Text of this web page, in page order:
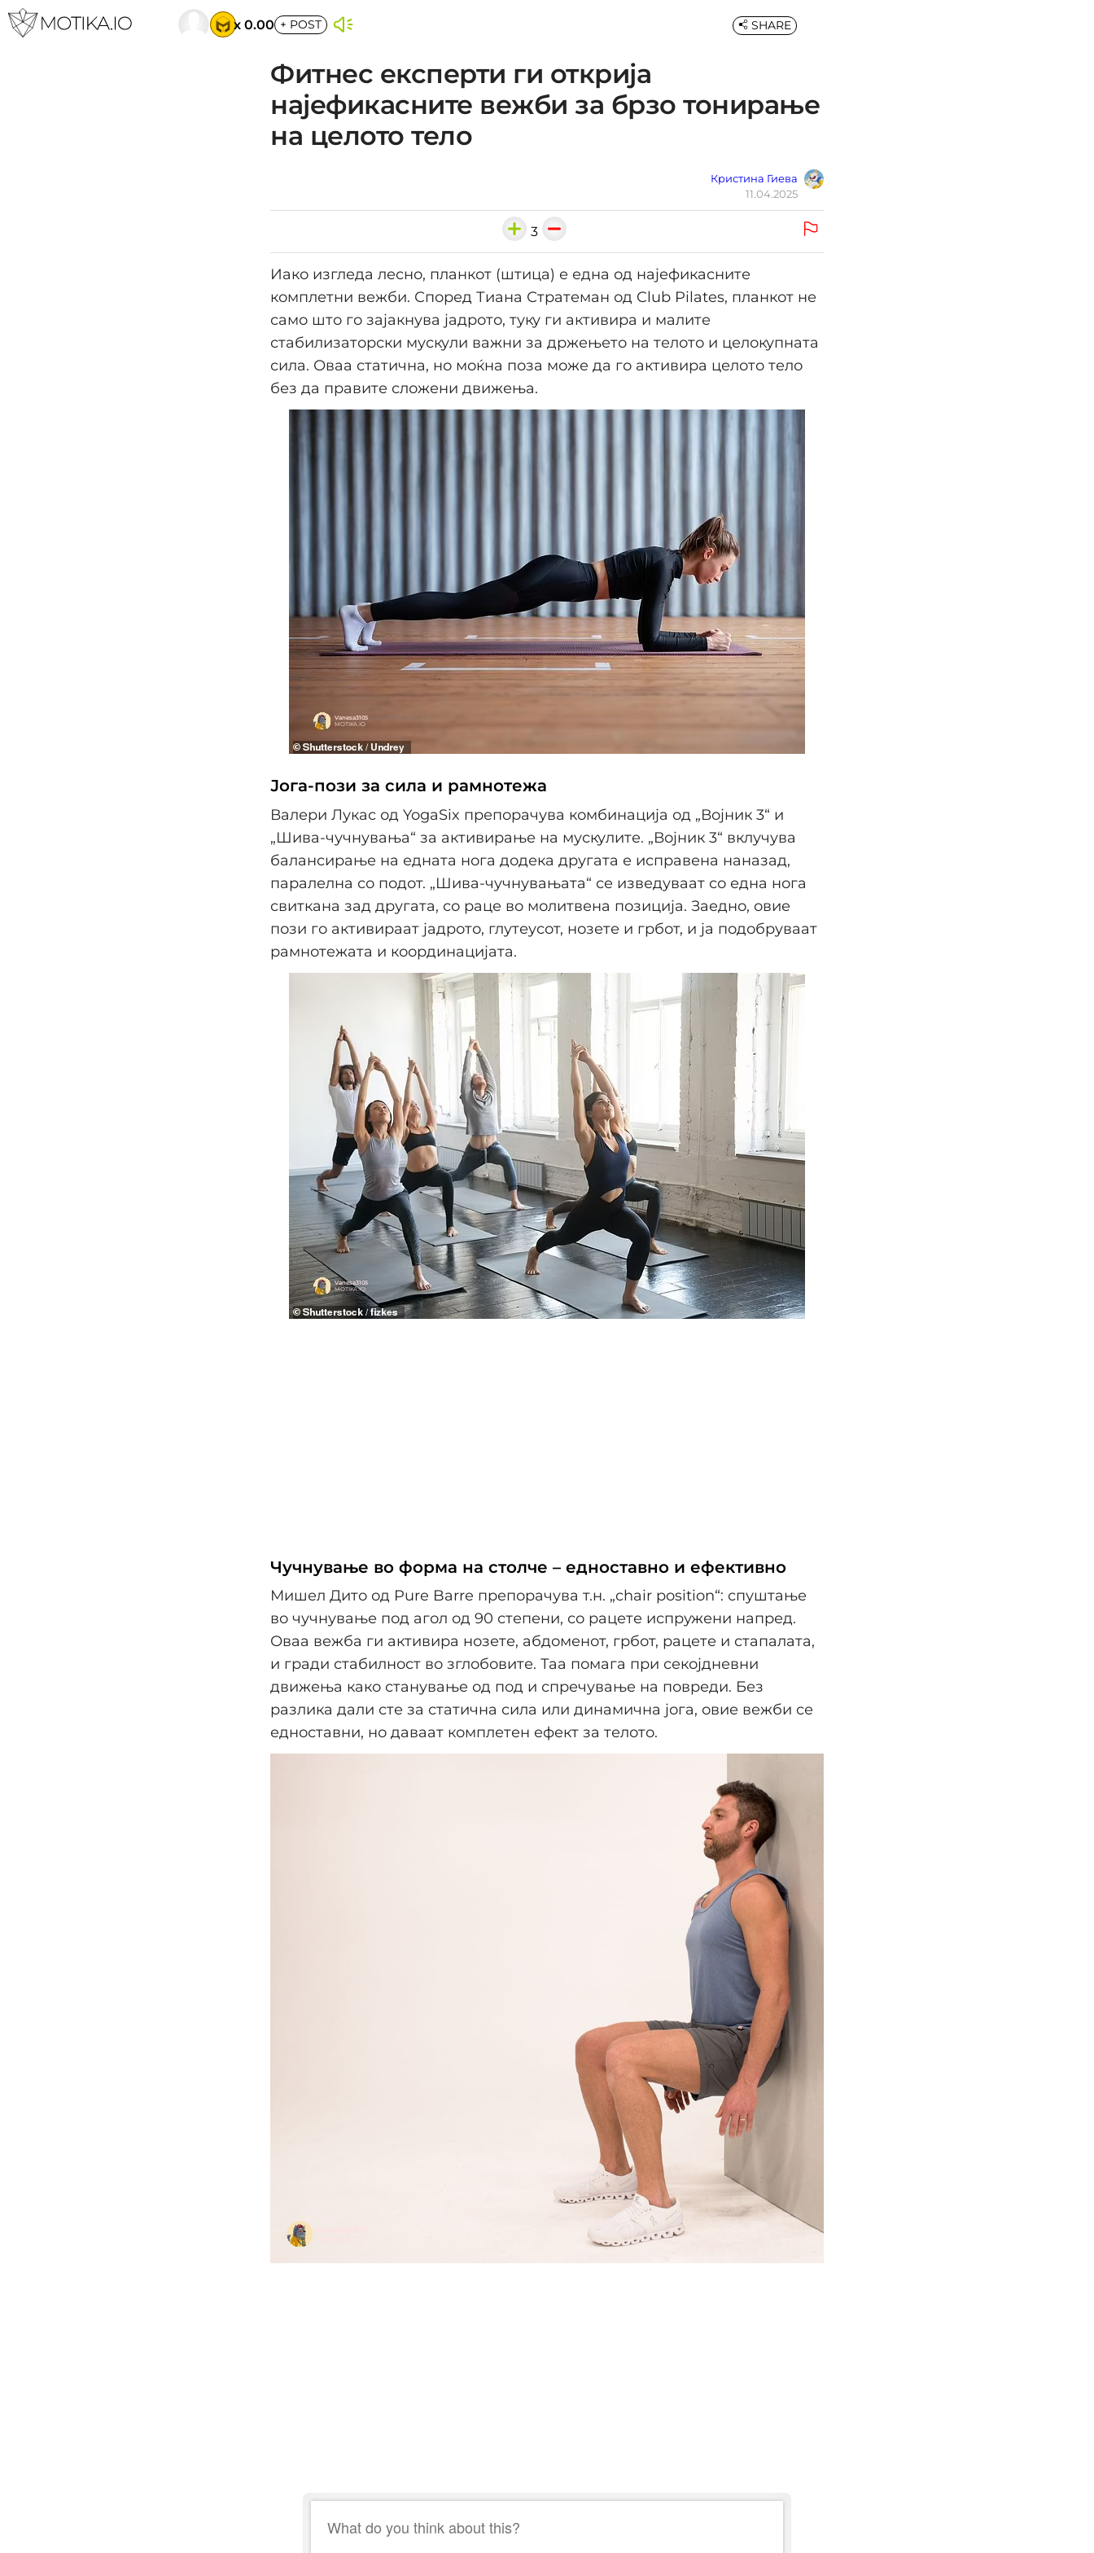
x 0.00 + POST
Фитнес експерти ги открија
најефикасните вежби за брзо тонирање
на целото тело
Кристина Гиева
11.04.2025
SHARE
3
Иако изгледа лесно, планкот (штица) е една од најефикасните
комплетни вежби. Според Тиана Стратеман од Club Pilates, планкот не
само што го зајакнува јадрото, туку ги активира и малите
стабилизаторски мускули важни за држењето на телото и целокупната
сила. Оваа статична, но моќна поза може да го активира целото тело
без да правите сложени движења.
Јога-пози за сила и рамнотежа
Валери Лукас од YogaSix препорачува комбинација од „Војник 3“ и
„Шива-чучнувања“ за активирање на мускулите. „Војник 3“ вклучува
балансирање на едната нога додека другата е исправена наназад,
паралелна со подот. „Шива-чучнувањата“ се изведуваат со една нога
свиткана зад другата, со раце во молитвена позиција. Заедно, овие
пози го активираат јадрото, глутеусот, нозете и грбот, и ја подобруваат
рамнотежата и координацијата.
Чучнување во форма на столче – едноставно и ефективно
Мишел Дито од Pure Barre препорачува т.н. „chair position“: спуштање
во чучнување под агол од 90 степени, со рацете испружени напред.
Оваа вежба ги активира нозете, абдоменот, грбот, рацете и стапалата,
и гради стабилност во зглобовите. Таа помага при секојдневни
движења како станување од под и спречување на повреди. Без
разлика дали сте за статична сила или динамична јога, овие вежби се
едноставни, но даваат комплетен ефект за телото.